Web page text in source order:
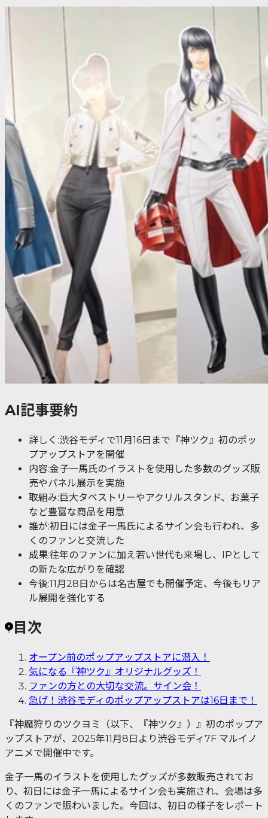
AI記事要約
詳しく:渋谷モディで11月16日まで『神ツク』初のポッ
プアップストアを開催
内容:金子一馬氏のイラストを使用した多数のグッズ販
売やパネル展示を実施
取組み:巨大タペストリーやアクリルスタンド、お菓子
など豊富な商品を用意
誰が:初日には金子一馬氏によるサイン会も行われ、多
くのファンと交流した
成果:往年のファンに加え若い世代も来場し、IPとして
の新たな広がりを確認
今後:11月28日からは名古屋でも開催予定、今後もリア
ル展開を強化する
目次
オープン前のポップアップストアに潜入！
気になる『神ツク』オリジナルグッズ！
ファンの方との大切な交流。サイン会！
急げ！渋谷モディのポップアップストアは16日まで！
『神魔狩りのツクヨミ（以下、『神ツク』）』初のポップア
ップストアが、2025年11月8日より渋谷モディ7F マルイノ
アニメで開催中です。
金子一馬のイラストを使用したグッズが多数販売されてお
り、初日には金子一馬によるサイン会も実施され、会場は多
くのファンで賑わいました。今回は、初日の様子をレポート